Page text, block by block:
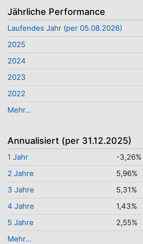
Jährliche Performance
Laufendes Jahr (per 05.08.2026)
2025
2024
2023
2022
Mehr...
Annualisiert (per 31.12.2025)
1 Jahr
-3,26%
2 Jahre
5,96%
3 Jahre
5,31%
4 Jahre
1,43%
5 Jahre
2,55%
Mehr...